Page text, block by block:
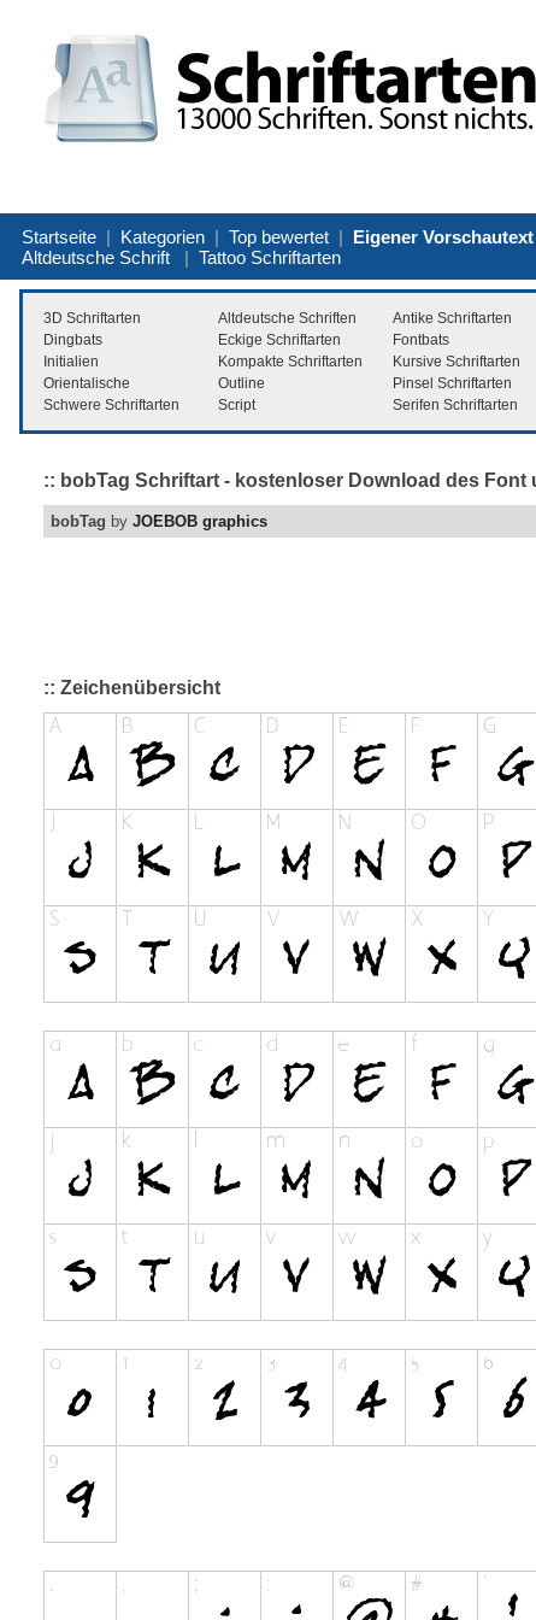
Startseite | Kategorien | Top bewertet | Eigener Vorschautext
Altdeutsche Schrift | Tattoo Schriftarten
3D Schriftarten Altdeutsche Schriften Antike Schriftarten
Dingbats
Eckige Schriftarten Fontbats
Initialien
Kompakte Schriftarten Kursive Schriftarten
Orientalische
Outline Pinsel Schriftarten
Schwere Schriftarten
Script Serifen Schriftarten
:: bobTag Schriftart - kostenloser Download des
bobTag by JOEBOB graphics
:: Zeichenübersicht